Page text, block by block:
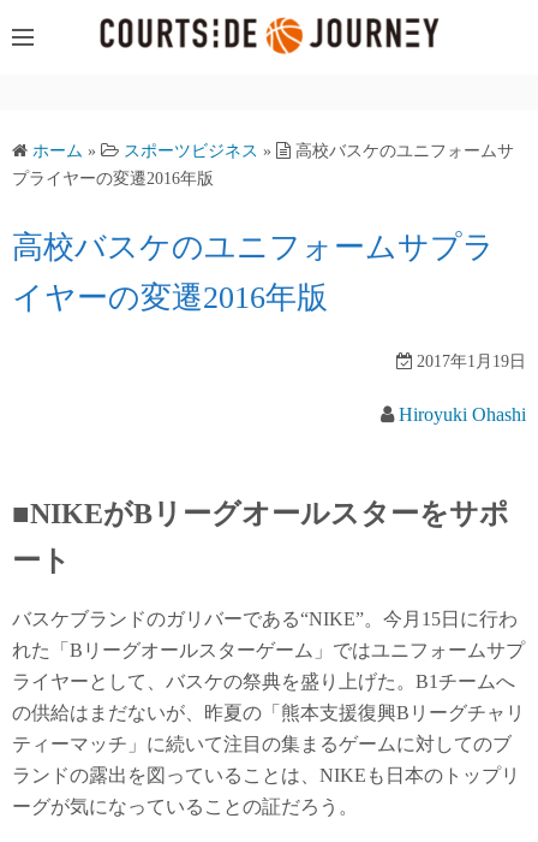
ン
へ
キ
ッ
プ
ホーム » スポーツビジネス »
高校バスケのユニフォームサ
プライヤーの変遷2016年版
高校バスケのユニフォームサプラ
イヤーの変遷2016年版
2017年1月19日
Hiroyuki Ohashi
■NIKEがBリーグオールスターをサポ
ート
バスケブランドのガリバーである“NIKE”。今月15日に行わ
れた「Bリーグオールスターゲーム」ではユニフォームサプ
ライヤーとして、バスケの祭典を盛り上げた。B1チームへ
の供給はまだないが、昨夏の「熊本支援復興Bリーグチャリ
ティーマッチ」に続いて注目の集まるゲームに対してのブ
ランドの露出を図っていることは、NIKEも日本のトップリ
ーグが気になっていることの証だろう。